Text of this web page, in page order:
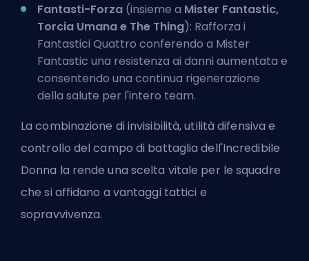
Fantasti-Forza (insieme a Mister Fantastic,
Torcia Umana e The Thing): Rafforza i
Fantastici Quattro conferendo a Mister
Fantastic una resistenza ai danni aumentata e
consentendo una continua rigenerazione
della salute per l'intero team.
La combinazione di invisibilità, utilità difensiva e
controllo del campo di battaglia dell'Incredibile
Donna la rende una scelta vitale per le squadre
che si affidano a vantaggi tattici e
sopravvivenza.